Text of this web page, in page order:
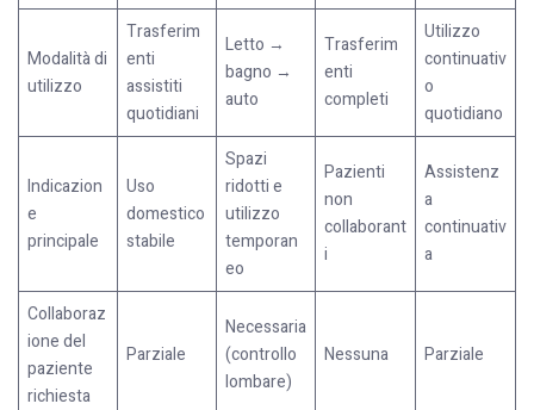
Modalità di
utilizzo
Trasferim
enti
assistiti
quotidiani
Letto →
bagno →
auto
Trasferim
enti
completi
Utilizzo
continuativ
o
quotidiano
Indicazion
e
principale
Uso
domestico
stabile
Spazi
ridotti e
utilizzo
temporan
eo
Pazienti
non
collaborant
i
Assistenz
a
continuativ
a
Collaboraz
ione del
paziente
richiesta
Parziale
Necessaria
(controllo
lombare)
Nessuna Parziale